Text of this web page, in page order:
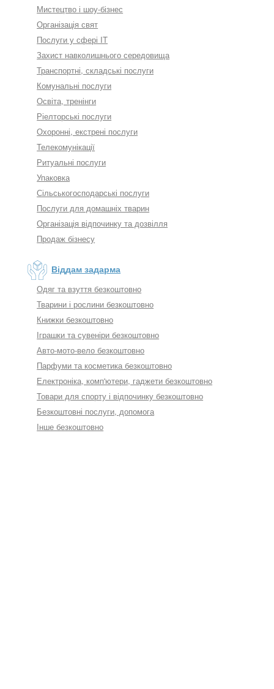
Мистецтво і шоу-бізнес
Організація свят
Послуги у сфері IT
Захист навколишнього середовища
Транспортні, складські послуги
Комунальні послуги
Освіта, тренінги
Ріелторські послуги
Охоронні, екстрені послуги
Телекомунікації
Ритуальні послуги
Упаковка
Сільськогосподарські послуги
Послуги для домашніх тварин
Організація відпочинку та дозвілля
Продаж бізнесу
Віддам задарма
Одяг та взуття безкоштовно
Тварини і рослини безкоштовно
Книжки безкоштовно
Іграшки та сувеніри безкоштовно
Авто-мото-вело безкоштовно
Парфуми та косметика безкоштовно
Електроніка, комп'ютери, гаджети безкоштовно
Товари для спорту і відпочинку безкоштовно
Безкоштовні послуги, допомога
Інше безкоштовно